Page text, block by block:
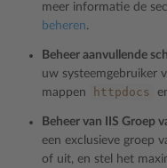
meer informatie de
beheren.
Beheer aanvullende
uw systeemgebruiker
mappen
httpdocs
Beheer van IIS Groep
een exclusieve groep
of uit, en stel het